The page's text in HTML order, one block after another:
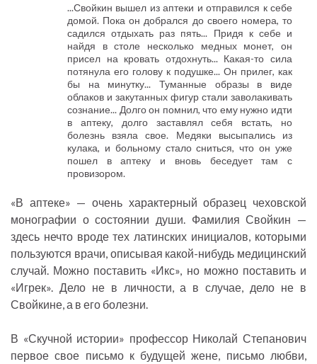
...Свойкин вышел из аптеки и отправился к себе
домой. Пока он добрался до своего номера, то
садился отдыхать раз пять... Придя к себе и
найдя в столе несколько медных монет, он
присел на кровать отдохнуть... Какая-то сила
потянула его голову к подушке... Он прилег, как
бы на минутку... Туманные образы в виде
облаков и закутанных фигур стали заволакивать
сознание... Долго он помнил, что ему нужно идти
в аптеку, долго заставлял себя встать, но
болезнь взяла свое. Медяки высыпались из
кулака, и больному стало сниться, что он уже
пошел в аптеку и вновь беседует там с
провизором.
«В аптеке» — очень характерный образец чеховской
монографии о состоянии души. Фамилия Свойкин —
здесь нечто вроде тех латинских инициалов, которыми
пользуются врачи, описывая какой-нибудь медицинский
случай. Можно поставить «Икс», но можно поставить и
«Игрек». Дело не в личности, а в случае, дело не в
Свойкине, а в его болезни.
В «Скучной истории» профессор Николай Степанович
первое свое письмо к будущей жене, письмо любви,